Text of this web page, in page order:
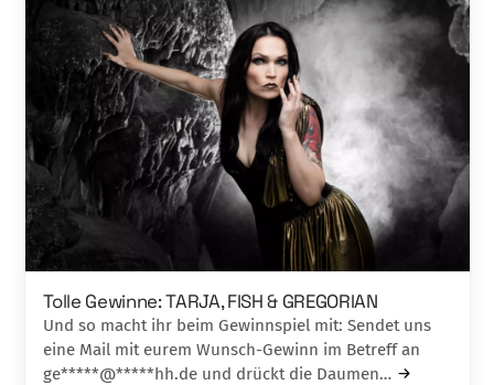
Tolle Gewinne: TARJA, FISH & GREGORIAN
Und so macht ihr beim Gewinnspiel mit: Sendet uns
eine Mail mit eurem Wunsch-Gewinn im Betreff an
ge*****@*****hh.de und drückt die Daumen…